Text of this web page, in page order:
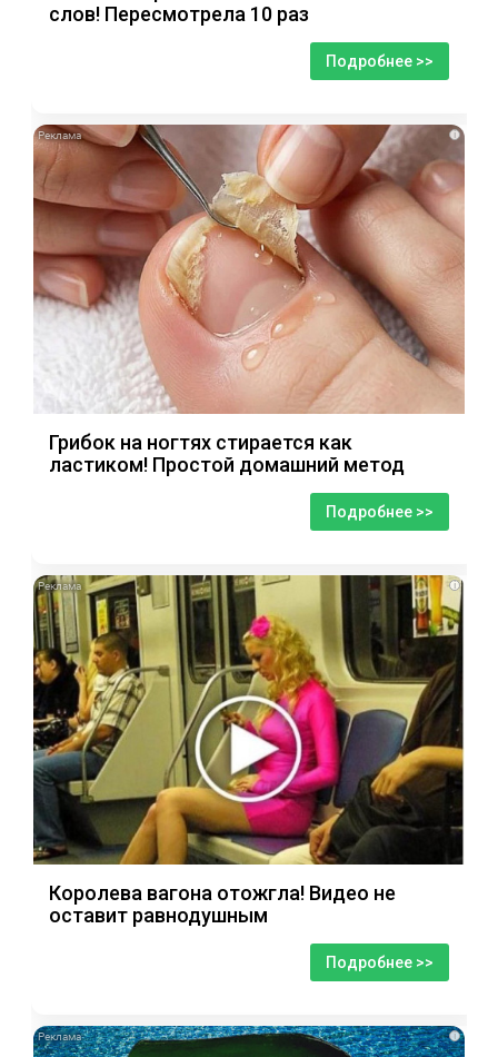
слов! Пересмотрела 10 раз
Подробнее >>
i
Грибок на ногтях стирается как
ластиком! Простой домашний метод
Подробнее >>
i
Королева вагона отожгла! Видео не
оставит равнодушным
Подробнее >>
i